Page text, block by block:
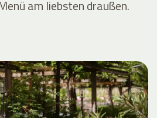
am liebsten draußen.